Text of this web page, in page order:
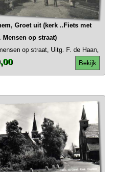
Groet uit (kerk ..Fiets met
Mensen op straat)
op straat, Uitg. F. de Haan,
Bekijk